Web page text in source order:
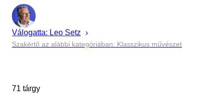
Válogatta: Leo Setz
Szakértő az alábbi kategóriában: Klasszikus művészet
71 tárgy